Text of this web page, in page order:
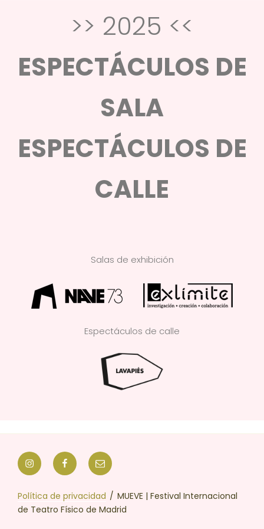
>> 2025 <<
ESPECTÁCULOS DE
SALA
ESPECTÁCULOS DE
CALLE
Salas de exhibición
Espectáculos de calle
Política de privacidad
MUEVE | Festival Internacional
de Teatro Físico de Madrid